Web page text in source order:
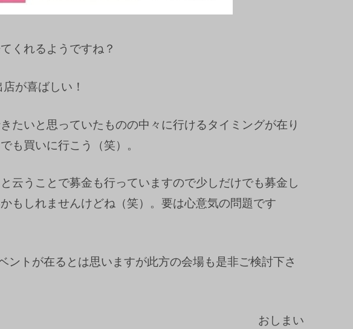
くれるようですね？
が喜ばしい！
たいと思っていたものの中々に行けるタイミングが在り
も買いに行こう（笑）。
云うことで募金も行っていますので少しだけでも募金し
もしれませんけどね（笑）。要は心意気の問題です
ントが在るとは思いますが此方の会場も是非ご検討下さ
おしまい